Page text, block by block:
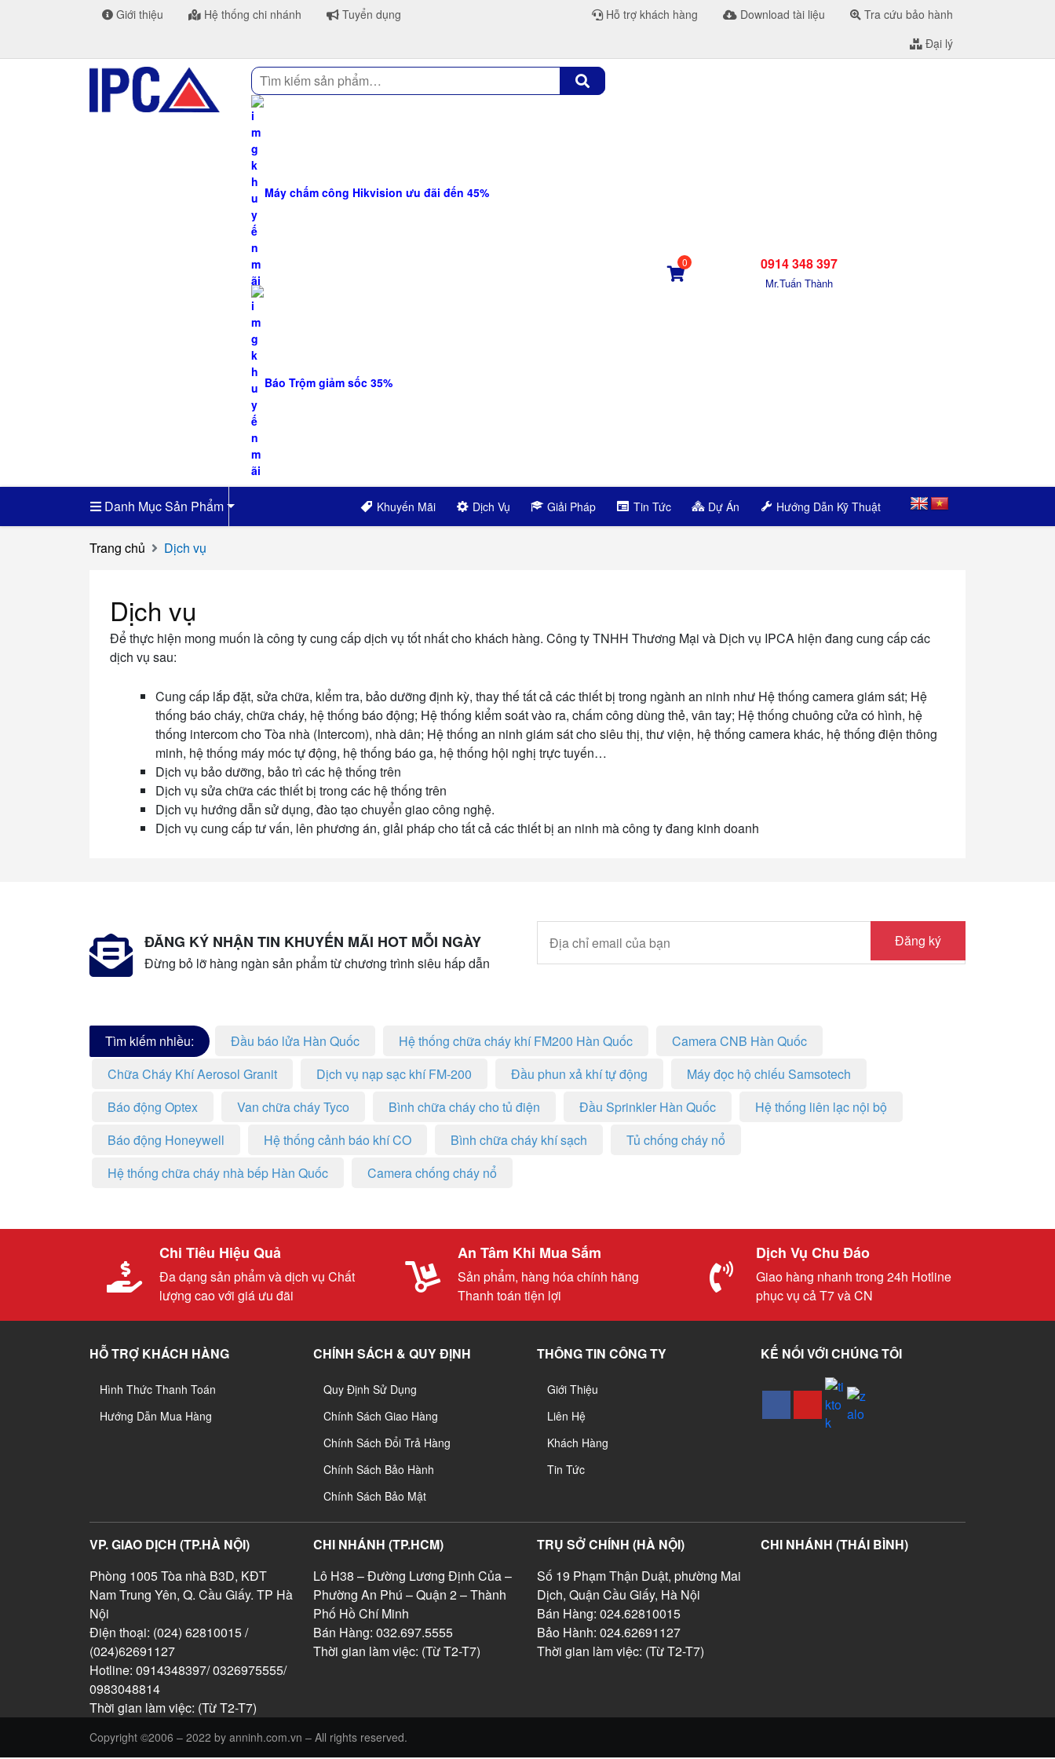
Giới thiệu Hệ thống chi nhánh Tuyển dụng Hỗ trợ khách hàng Download tài liệu
Tra cứu bảo hành
Đại lý
Tìm
kiếm
Máy chấm công Hikvision ưu đãi đến 45%
Báo Trộm giảm sốc 35%
0 0914 348 397
Mr.Tuấn Thành
Danh Mục Sản Phẩm Khuyến Mãi Dịch Vụ Giải Pháp Tin Tức Dự Án Hướng Dẫn Kỹ Thuật
Trang chủ Dịch vụ
Dịch vụ
Để thực hiện mong muốn là công ty cung cấp dịch vụ tốt nhất cho khách hàng. Công ty TNHH Thương Mại và Dịch vụ IPCA hiện đang cung cấp các
dịch vụ sau:
Cung cấp lắp đặt, sửa chữa, kiểm tra, bảo dưỡng định kỳ, thay thế tất cả các thiết bị trong ngành an ninh như Hệ thống camera giám sát; Hệ
thống báo cháy, chữa cháy, hệ thống báo động; Hệ thống kiểm soát vào ra, chấm công dùng thẻ, vân tay; Hệ thống chuông cửa có hình, hệ
thống intercom cho Tòa nhà (Intercom), nhà dân; Hệ thống an ninh giám sát cho siêu thị, thư viện, hệ thống camera khác, hệ thống điện thông
minh, hệ thống máy móc tự động, hệ thống báo ga, hệ thống hội nghị trực tuyến…
Dịch vụ bảo dưỡng, bảo trì các hệ thống trên
Dịch vụ sửa chữa các thiết bị trong các hệ thống trên
Dịch vụ hướng dẫn sử dụng, đào tạo chuyển giao công nghệ.
Dịch vụ cung cấp tư vấn, lên phương án, giải pháp cho tất cả các thiết bị an ninh mà công ty đang kinh doanh
ĐĂNG KÝ NHẬN TIN KHUYẾN MÃI HOT MỖI NGÀY
Đừng bỏ lỡ hàng ngàn sản phẩm từ chương trình siêu hấp dẫn
Đăng ký
Tìm kiếm nhiều: Đầu báo lửa Hàn Quốc Hệ thống chữa cháy khí FM200 Hàn Quốc
Camera CNB Hàn Quốc
Chữa Cháy Khí Aerosol Granit
Dịch vụ nạp sạc khí FM-200 Đầu phun xả khí tự động
Máy đọc hộ chiếu Samsotech
Báo động Optex
Van chữa cháy Tyco Bình chữa cháy cho tủ điện Đầu Sprinkler Hàn Quốc
Hệ thống liên lạc nội bộ
Báo động Honeywell
Hệ thống cảnh báo khí CO Bình chữa cháy khí sạch
Tủ chống cháy nổ
Hệ thống chữa cháy nhà bếp Hàn Quốc
Camera chống cháy nổ
Chi Tiêu Hiệu Quả
Đa dạng sản phẩm và dịch vụ Chất
lượng cao với giá ưu đãi
An Tâm Khi Mua Sắm
Sản phẩm, hàng hóa chính hãng
Thanh toán tiện lợi
Dịch Vụ Chu Đáo
Giao hàng nhanh trong 24h Hotline
phục vụ cả T7 và CN
HỖ TRỢ KHÁCH HÀNG
Hình Thức Thanh Toán
Hướng Dẫn Mua Hàng
CHÍNH SÁCH & QUY ĐỊNH
Quy Định Sử Dụng
Chính Sách Giao Hàng
Chính Sách Đổi Trả Hàng
Chính Sách Bảo Hành
Chính Sách Bảo Mật
THÔNG TIN CÔNG TY
Giới Thiệu
Liên Hệ
Khách Hàng
Tin Tức
KẾ NỐI VỚI CHÚNG TÔI
VP. GIAO DỊCH (TP.HÀ NỘI)
Phòng 1005 Tòa nhà B3D, KĐT
Nam Trung Yên, Q. Cầu Giấy. TP Hà
Nội
Điện thoại: (024) 62810015 /
(024)62691127
Hotline: 0914348397/ 0326975555/
0983048814
Thời gian làm việc: (Từ T2-T7)
CHI NHÁNH (TP.HCM)
Lô H38 – Đường Lương Định Của –
Phường An Phú – Quận 2 – Thành
Phố Hồ Chí Minh
Bán Hàng: 032.697.5555
Thời gian làm việc: (Từ T2-T7)
TRỤ SỞ CHÍNH (HÀ NỘI)
Số 19 Phạm Thận Duật, phường Mai
Dịch, Quận Cầu Giấy, Hà Nội
Bán Hàng: 024.62810015
Bảo Hành: 024.62691127
Thời gian làm việc: (Từ T2-T7)
CHI NHÁNH (THÁI BÌNH)
Copyright ©2006 – 2022 by anninh.com.vn – All rights reserved.